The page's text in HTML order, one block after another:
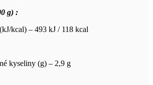
g) :
kcal) – 493 kJ / 118 kcal
kyseliny (g) – 2,9 g